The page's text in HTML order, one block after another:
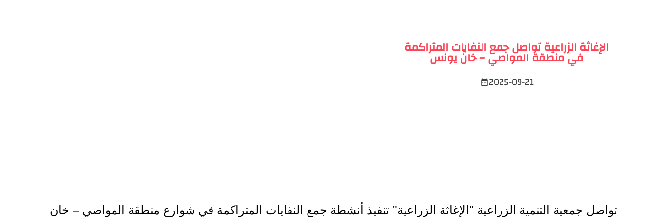
الإغاثة الزراعية تواصل جمع النفايات المتراكمة
في منطقة المواصي – خان يونس
2025-09-21
date_range
تواصل جمعية التنمية الزراعية "الإغاثة الزراعية" تنفيذ أنشطة جمع النفايات المتراكمة في شوارع منطقة المواصي – خان